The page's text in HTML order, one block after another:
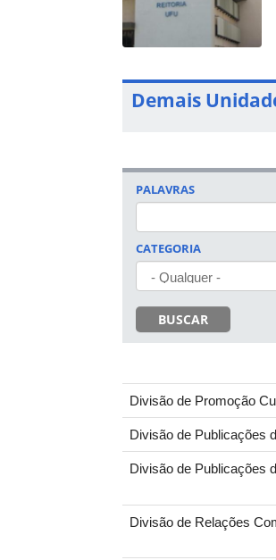
Demais
PALAVRAS
CATEGORIA
BUSCAR
Divisão de Promoção
Divisão de Publicações
Divisão de Publicações
Divisão de Relações